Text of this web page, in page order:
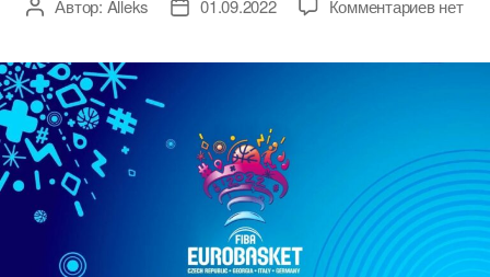
АвторАвтор: Alleks
Дата01.09.2022 Комментариевнет